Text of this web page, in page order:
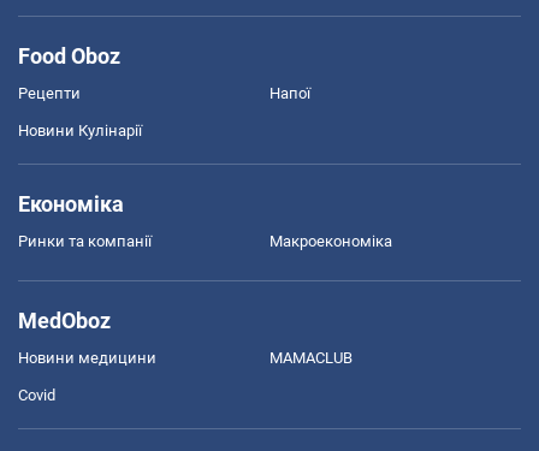
Food Oboz
Рецепти Напої
Новини Кулінарії
Економіка
Ринки та компанії Макроекономіка
MedOboz
Новини медицини MAMACLUB
Covid